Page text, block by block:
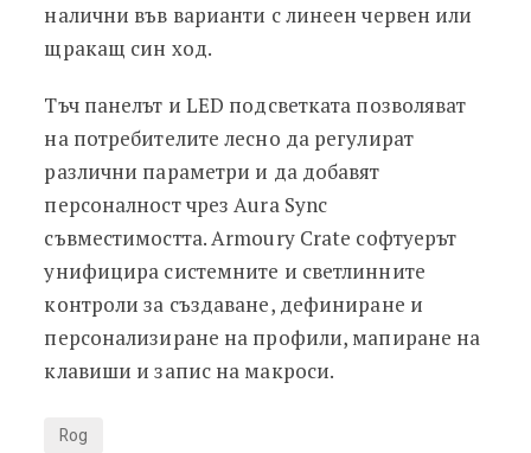
налични във варианти с линеен червен или
щракащ син ход.
Тъч панелът и LED подсветката позволяват
на потребителите лесно да регулират
различни параметри и да добавят
персоналност чрез Aura Sync
съвместимостта. Armoury Crate софтуерът
унифицира системните и светлинните
контроли за създаване, дефиниране и
персонализиране на профили, мапиране на
клавиши и запис на макроси.
Rog